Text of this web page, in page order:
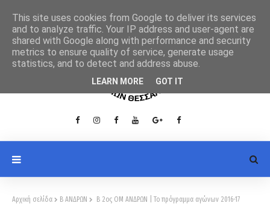
Αρχική σελίδα Β ΑΝΔΡΩΝ B 2ος ΟΜ ΑΝΔΡΩΝ | Το πρόγραμμα αγώνων 2016-17
This site uses cookies from Google to deliver its services
and to analyze traffic. Your IP address and user-agent are
shared with Google along with performance and security
metrics to ensure quality of service, generate usage
statistics, and to detect and address abuse.
LEARN MORE GOT IT